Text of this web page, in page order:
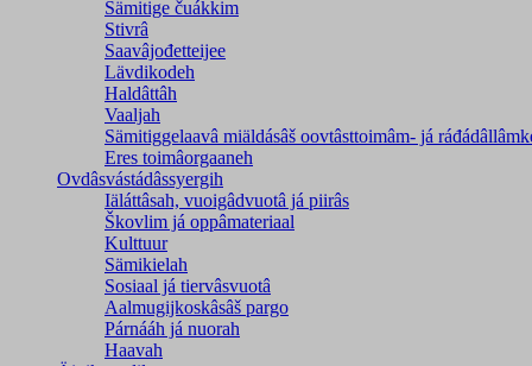
Sämitige čuákkim
Stivrâ
Saavâjođetteijee
Lävdikodeh
Haldâttâh
Vaaljah
Sämitiggelaavâ miäldásâš oovtâsttoimâm- já
Eres toimâorgaaneh
Ovdâsvástádâssyergih
Iäláttâsah, vuoigâdvuotâ já piirâs
Škovlim já oppâmateriaal
Kulttuur
Sämikielah
Sosiaal já tiervâsvuotâ
Aalmugijkoskâsâš pargo
Párnááh já nuorah
Haavah